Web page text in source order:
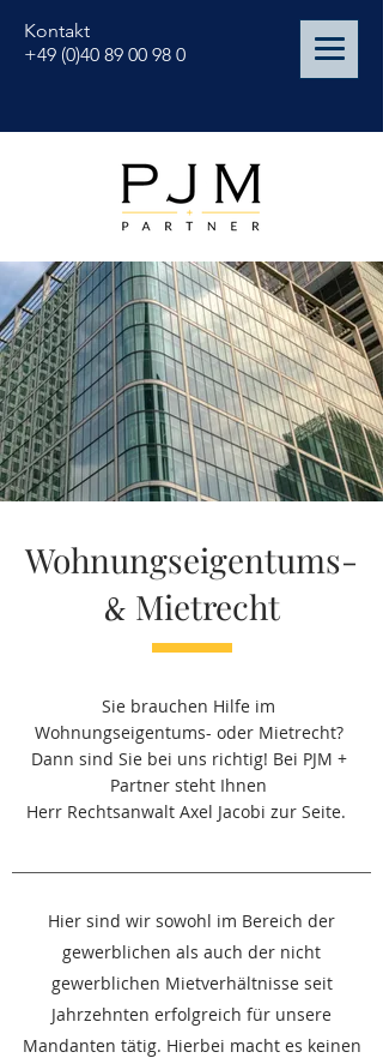
Kontakt
+49 (0)40 89 00 98 0
Wohnungseigentums-
& Mietrecht
Sie brauchen Hilfe im
Wohnungseigentums- oder Mietrecht?
Dann sind Sie bei uns richtig! Bei PJM +
Partner steht Ihnen
Herr Rechtsanwalt Axel Jacobi zur Seite.
Hier sind wir sowohl im Bereich der
gewerblichen als auch der nicht
gewerblichen Mietverhältnisse seit
Jahrzehnten erfolgreich für unsere
Mandanten tätig. Hierbei macht es keinen